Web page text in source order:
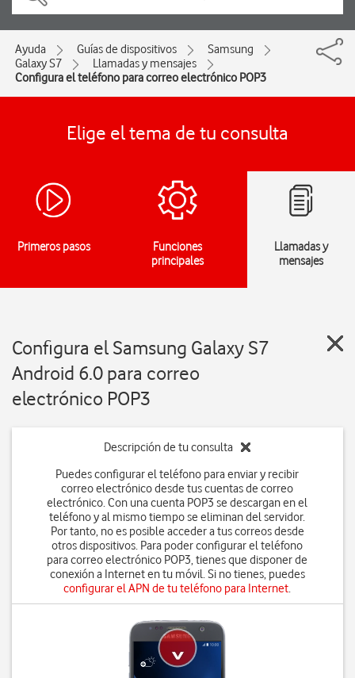
Ayuda Guías de dispositivos
Samsung
Galaxy S7
Llamadas y mensajes
Configura el teléfono para correo electrónico POP3
Elige el tema de tu consulta
Primeros pasos
Funciones
principales
Llamadas y
mensajes
Configura el Samsung Galaxy S7
Android 6.0 para correo
electrónico POP3
Descripción de tu consulta
Puedes configurar el teléfono para enviar y recibir
correo electrónico desde tus cuentas de correo
electrónico. Con una cuenta POP3 se descargan en el
teléfono y al mismo tiempo se eliminan del servidor.
Por tanto, no es posible acceder a tus correos desde
otros dispositivos. Para poder configurar el teléfono
para correo electrónico POP3, tienes que disponer de
conexión a Internet en tu móvil. Si no tienes, puedes
configurar el APN de tu teléfono para Internet.